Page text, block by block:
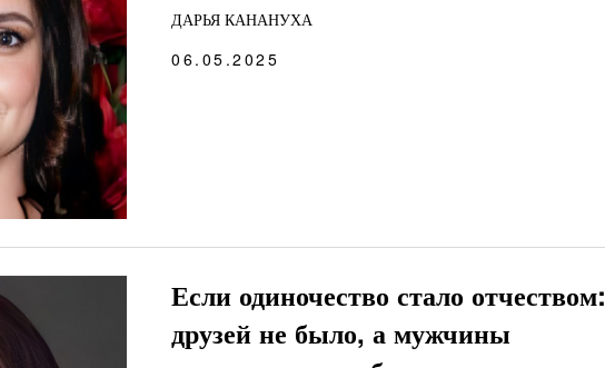
ДАРЬЯ КАНАНУХА
06.05.2025
Если одиночество стало отчеством:
друзей не было, а мужчины